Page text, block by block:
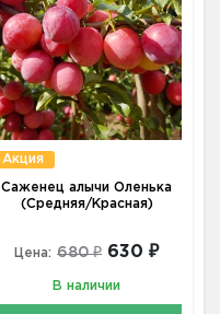
Акция
Саженец алычи Оленька
(Средняя/Красная)
Цена: 680 ₽ 630 ₽
В наличии